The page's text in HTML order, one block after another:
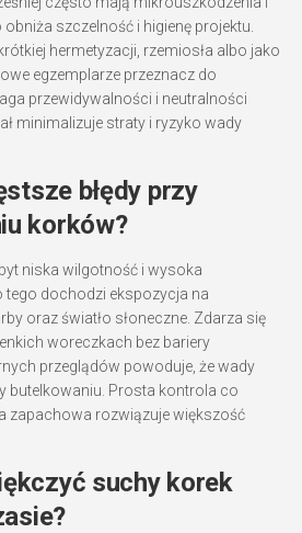
szczelność i higienę projektu.
hermetyzacji, rzemiosła albo jako
egzemplarze przeznacz do
przewidywalności i neutralności
minimalizuje straty i ryzyko wady
błędy przy
korków?
niska wilgotność i wysoka
tego dochodzi ekspozycja na
oraz światło słoneczne. Zdarza się
woreczkach bez bariery
przeglądów powoduje, że wady
butelkowaniu. Prosta kontrola co
zapachowa rozwiązuje większość
suchy korek